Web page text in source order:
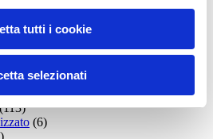
tutti i cookie
selezionati
(16)
(9)
(36)
(6)
(6)